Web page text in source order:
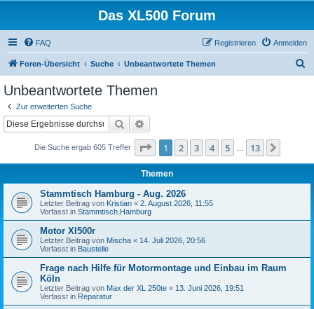
Das XL500 Forum
FAQ Anmelden
Registrieren
Foren-Übersicht Suche Unbeantwortete Themen
Unbeantwortete Themen
Zur erweiterten Suche
Suche
Die Suche ergab 605 Treffer Seite 1von 13
1 2 3 4 5 13
Themen
Stammtisch Hamburg - Aug. 2026
Letzter Beitrag von Kristian « 2. August 2026, 11:55
Verfasst in Stammtisch Hamburg
Motor Xl500r
Letzter Beitrag von Mischa « 14. Juli 2026, 20:56
Verfasst in Baustelle
Frage nach Hilfe für Motormontage und Einbau im Raum
Köln
Letzter Beitrag von Max der XL 250te « 13. Juni 2026, 19:51
Verfasst in Reparatur